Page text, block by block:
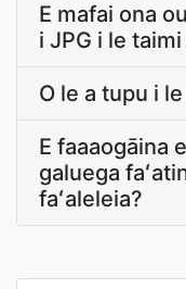
E mafai ona
i JPG i le
O le a tupu i
E faaaogāina
galuega
faʻaleleia?